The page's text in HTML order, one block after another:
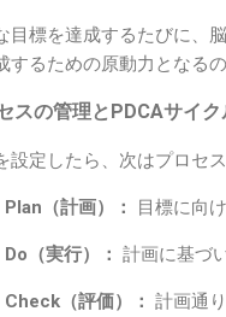
目標を達成するたびに、
するための原動力となるの
スの管理とPDCAサイク
設定したら、次はプロセ
Plan（計画）： 目標に向
Do（実行）： 計画に基づ
Check（評価）： 計画通